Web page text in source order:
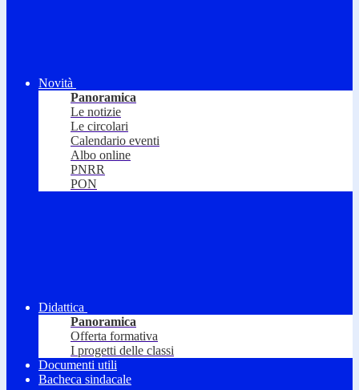
Novità
Panoramica
Le notizie
Le circolari
Calendario eventi
Albo online
PNRR
PON
Didattica
Panoramica
Offerta formativa
I progetti delle classi
Documenti utili
Bacheca sindacale